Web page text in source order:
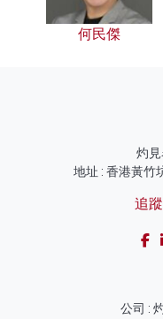
何民傑
灼
地址 : 香港黃竹
追
公司 :